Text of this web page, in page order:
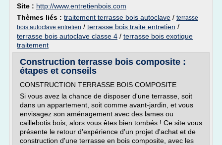
Site : http://www.entretienbois.com
Thèmes liés : traitement terrasse bois autoclave / terrasse
bois autoclave entretien / terrasse bois traite entretien /
terrasse bois autoclave classe 4 / terrasse bois exotique
traitement
Construction terrasse bois composite :
étapes et conseils
CONSTRUCTION TERRASSE BOIS COMPOSITE
Si vous avez la chance de disposer d'une terrasse, soit
dans un appartement, soit comme avant-jardin, et vous
envisagez son aménagement avec des lames ou
caillebotis bois, alors vous êtes bien tombés ! Ce site vous
présente le retour d'expérience d'un projet d'achat et de
construction d'une terrasse en bois composite, avec les